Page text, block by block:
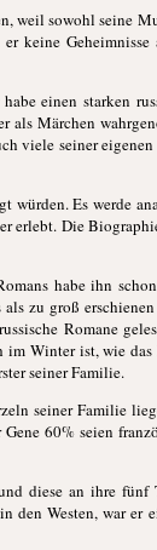
weil sowohl seine
keine Geheimnisse
einen starken
als Märchen
viele seiner
würden. Es werde
erlebt. Die
habe ihn
zu groß
Romane
im Winter ist, wie das
seiner Familie.
seiner Familie
60% seien
diese an ihre fünf
den Westen, war er